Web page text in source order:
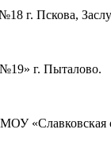
г. Пскова,
г. Пыталово.
«Славковская